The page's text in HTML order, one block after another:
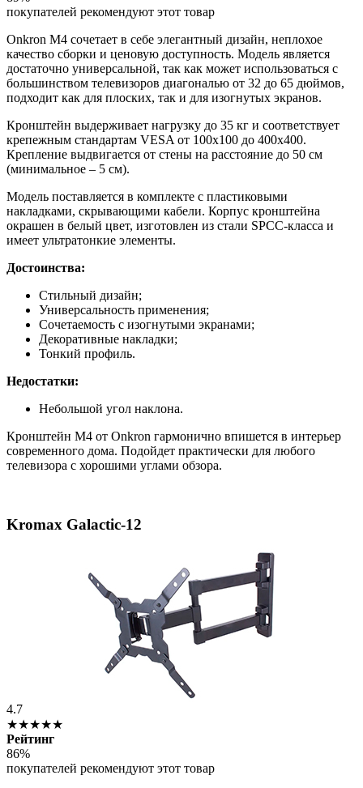
покупателей рекомендуют этот товар
Onkron M4 сочетает в себе элегантный дизайн, неплохое
качество сборки и ценовую доступность. Модель является
достаточно универсальной, так как может использоваться с
большинством телевизоров диагональю от 32 до 65 дюймов,
подходит как для плоских, так и для изогнутых экранов.
Кронштейн выдерживает нагрузку до 35 кг и соответствует
крепежным стандартам VESA от 100х100 до 400х400.
Крепление выдвигается от стены на расстояние до 50 см
(минимальное – 5 см).
Модель поставляется в комплекте с пластиковыми
накладками, скрывающими кабели. Корпус кронштейна
окрашен в белый цвет, изготовлен из стали SPCC-класса и
имеет ультратонкие элементы.
Достоинства:
Стильный дизайн;
Универсальность применения;
Сочетаемость с изогнутыми экранами;
Декоративные накладки;
Тонкий профиль.
Недостатки:
Небольшой угол наклона.
Кронштейн M4 от Onkron гармонично впишется в интерьер
современного дома. Подойдет практически для любого
телевизора с хорошими углами обзора.
Kromax Galactic-12
4.7
★★★★★
Рейтинг
86%
покупателей рекомендуют этот товар